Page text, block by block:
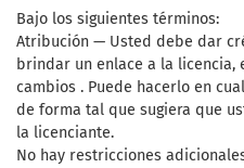
Bajo los siguientes términos:
Atribución — Usted debe dar
brindar un enlace a la licencia,
cambios . Puede hacerlo en
de forma tal que sugiera que
la licenciante.
No hay restricciones